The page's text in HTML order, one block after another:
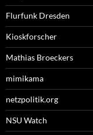
Flurfunk Dresden
Kioskforscher
Mathias Broeckers
mimikama
netzpolitik.org
NSU Watch